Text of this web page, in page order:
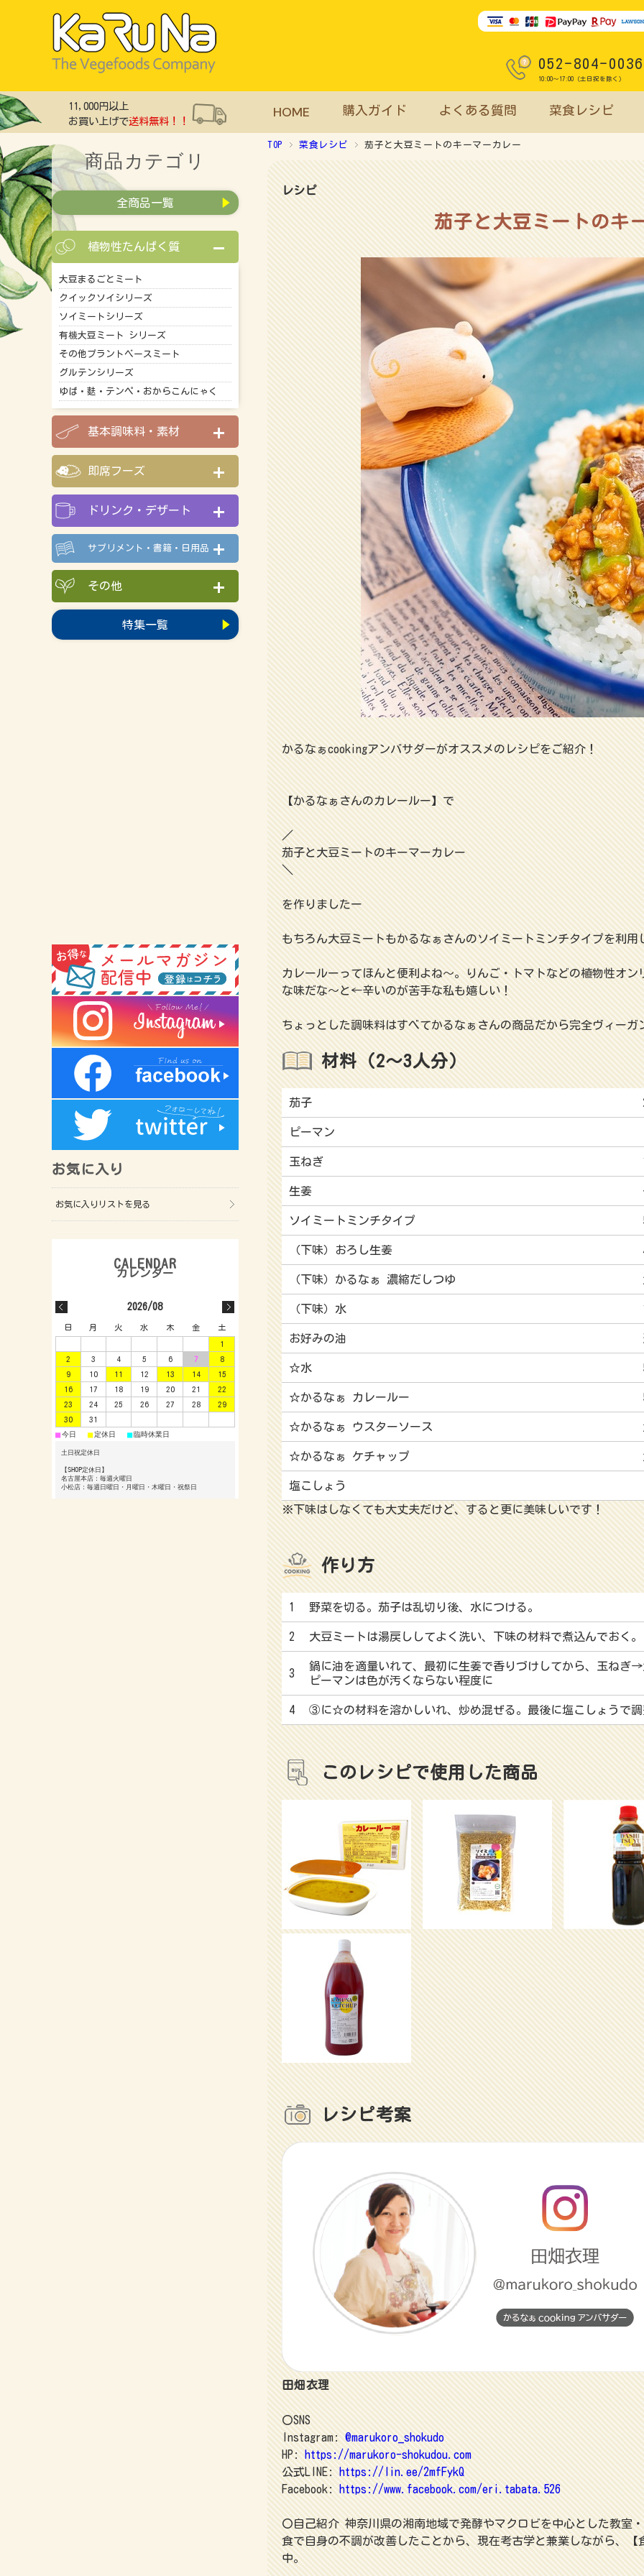
052-804-0036
10:00～17:00（土日祝を除く）
11,000円以上
お買い上げで送料無料！！
HOME 購入ガイド よくある質問 菜食レシピ
TOP 菜食レシピ 茄子と大豆ミートのキーマーカレー
レシピ
茄子と大豆ミートのキ
かるなぁcookingアンバサダーがオススメのレシピをご紹介！
【かるなぁさんのカレールー】で
／
茄子と大豆ミートのキーマーカレー
＼
を作りましたー
もちろん大豆ミートもかるなぁさんのソイミートミンチタイプを利
カレールーってほんと便利よね～。りんご・トマトなどの植物性オ
な味だな～と←辛いのが苦手な私も嬉しい！
ちょっとした調味料はすべてかるなぁさんの商品だから完全ヴィーガ
材料（2～3人分）
茄子
ピーマン
玉ねぎ
生姜
ソイミートミンチタイプ
（下味）おろし生姜
（下味）かるなぁ 濃縮だしつゆ
（下味）水
お好みの油
☆水
☆かるなぁ カレールー
☆かるなぁ ウスターソース
☆かるなぁ ケチャップ
塩こしょう
※下味はしなくても大丈夫だけど、すると更に美味しいです！
作り方
1 野菜を切る。茄子は乱切り後、水につける。
2 大豆ミートは湯戻ししてよく洗い、下味の材料で煮込んでおく。
3
鍋に油を適量いれて、最初に生姜で香りづけしてから、玉ね
ピーマンは色が汚くならない程度に
4 ③に☆の材料を溶かしいれ、炒め混ぜる。最後に塩こしょうで
このレシピで使用した商品
レシピ考案
田畑衣理
〇SNS
Instagram:@marukoro_shokudo
HP:https://marukoro-shokudou.com
公式LINE:https://lin.ee/2mfFykQ
Facebook:https://www.facebook.com/eri.tabata.526
〇自己紹介 神奈川県の湘南地域で発酵やマクロビを中心とした教室
食で自身の不調が改善したことから、現在考古学と兼業しながら、
中。
商品カテゴリ
全商品一覧
植物性たんぱく質
大豆まるごとミート
クイックソイシリーズ
ソイミートシリーズ
有機大豆ミート シリーズ
その他プラントベースミート
グルテンシリーズ
ゆば・麩・テンペ・おからこんにゃく
基本調味料・素材
即席フーズ
ドリンク・デザート
サプリメント・書籍・日用品
その他
特集一覧
お気に入り
お気に入りリストを見る
2026/08
日 月 火 水 木 金 土
1
2
3 4 5 6 7
8
9
10 11 12 13 14
15
16
17 18 19 20 21
22
23
24 25 26 27 28
29
30
31
■今日 ■定休日 ■臨時休業日
土日祝定休日
【SHOP定休日】
名古屋本店：毎週火曜日
小松店：毎週日曜日・月曜日・木曜日・祝祭日